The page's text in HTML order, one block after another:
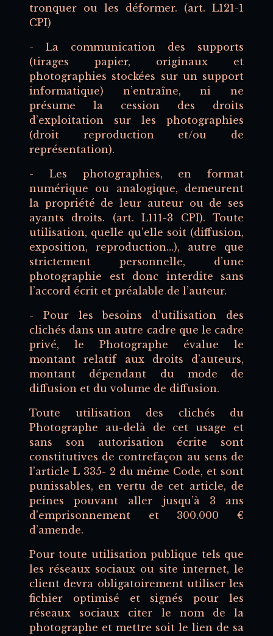
tronquer ou les déformer. (art. L121-1
CPI)
- La communication des supports
(tirages papier, originaux et
photographies stockées sur un support
informatique) n’entraîne, ni ne
présume la cession des droits
d’exploitation sur les photographies
(droit reproduction et/ou de
représentation).
- Les photographies, en format
numérique ou analogique, demeurent
la propriété de leur auteur ou de ses
ayants droits. (art. L111-3 CPI). Toute
utilisation, quelle qu’elle soit (diffusion,
exposition, reproduction…), autre que
strictement personnelle, d’une
photographie est donc interdite sans
l’accord écrit et préalable de l’auteur.
- Pour les besoins d’utilisation des
clichés dans un autre cadre que le cadre
privé, le Photographe évalue le
montant relatif aux droits d’auteurs,
montant dépendant du mode de
diffusion et du volume de diffusion.
Toute utilisation des clichés du
Photographe au-delà de cet usage et
sans son autorisation écrite sont
constitutives de contrefaçon au sens de
l’article L 335- 2 du même Code, et sont
punissables, en vertu de cet article, de
peines pouvant aller jusqu’à 3 ans
d’emprisonnement et 300.000 €
d’amende.
Pour toute utilisation publique tels que
les réseaux sociaux ou site internet, le
client devra obligatoirement utiliser les
fichier optimisé et signés pour les
réseaux sociaux citer le nom de la
photographe et mettre soit le lien de sa